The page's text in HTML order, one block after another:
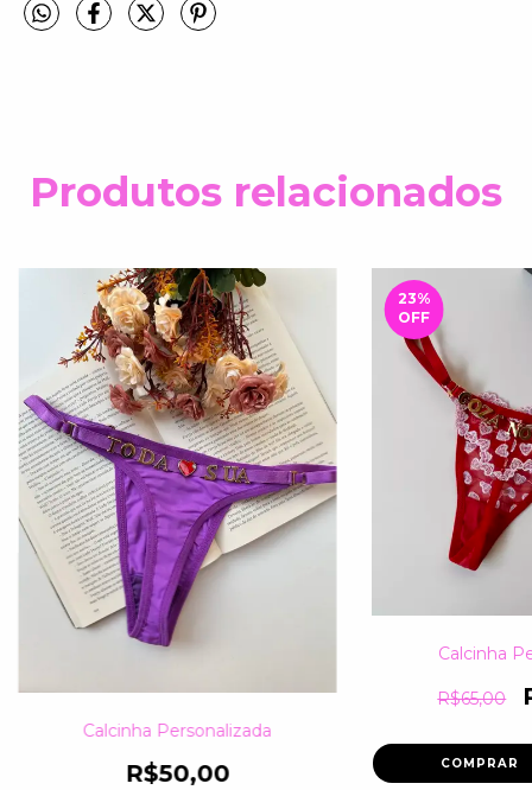
Produtos relacionados
Calcinha Personalizada
R$50,00
23%
OFF
Calcinha
R$65,00